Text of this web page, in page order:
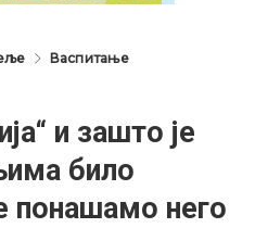
Васпитање
и зашто је
било
понашамо него